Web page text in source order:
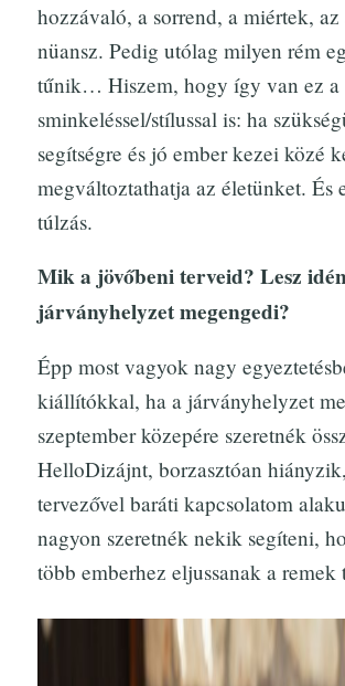
hozzávaló, a sorrend, a miértek, az
nüansz. Pedig utólag milyen rém
tűnik… Hiszem, hogy így van ez a
sminkeléssel/stílussal is: ha
segítségre és jó ember kezei közé
megváltoztathatja az életünket. És
túlzás.
Mik a jövőbeni terveid? Lesz
járványhelyzet megengedi?
Épp most vagyok nagy
kiállítókkal, ha a járványhelyzet
szeptember közepére szeretnék
HelloDizájnt, borzasztóan
tervezővel baráti kapcsolatom
nagyon szeretnék nekik segíteni,
több emberhez eljussanak a remek